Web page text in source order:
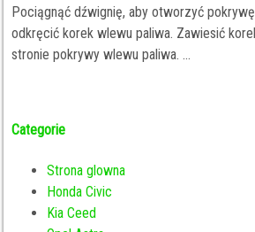
Pociągnąć dźwignię, aby otworzyć
odkręcić korek wlewu paliwa. Zawiesić
stronie pokrywy wlewu paliwa. ...
Categorie
Strona glowna
Honda Civic
Kia Ceed